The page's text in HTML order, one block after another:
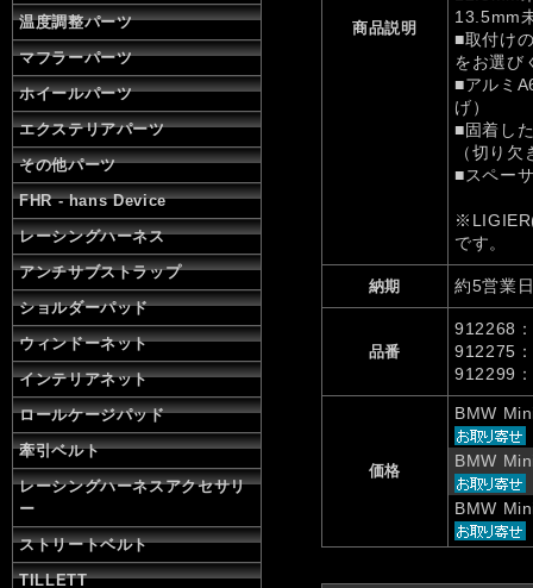
温度調整パーツ
マフラーパーツ
ホイールパーツ
エクステリアパーツ
その他パーツ
FHR - hans Device
レーシングハーネス
アンチサブストラップ
ショルダーパッド
ウィンドーネット
インテリアネット
ロールケージパッド
牽引ベルト
レーシングハーネスアクセサリ
ー
ストリートベルト
TILLETT
商品説明
13.5mm
■取付け
をお選び
■アルミ
げ）
■固着し
（切り
■スペー
です。
納期 約5営業
品番
912268
912275
912299
価格
BMW
BMW
BMW